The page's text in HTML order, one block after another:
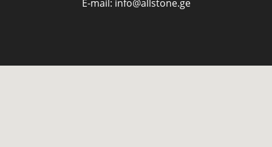
E-mail: info@allstone.ge